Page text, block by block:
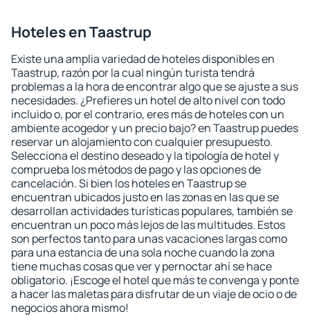
Hoteles en Taastrup
Existe una amplia variedad de hoteles disponibles en
Taastrup, razón por la cual ningún turista tendrá
problemas a la hora de encontrar algo que se ajuste a sus
necesidades. ¿Prefieres un hotel de alto nivel con todo
incluido o, por el contrario, eres más de hoteles con un
ambiente acogedor y un precio bajo? en Taastrup puedes
reservar un alojamiento con cualquier presupuesto.
Selecciona el destino deseado y la tipología de hotel y
comprueba los métodos de pago y las opciones de
cancelación. Si bien los hoteles en Taastrup se
encuentran ubicados justo en las zonas en las que se
desarrollan actividades turísticas populares, también se
encuentran un poco más lejos de las multitudes. Estos
son perfectos tanto para unas vacaciones largas como
para una estancia de una sola noche cuando la zona
tiene muchas cosas que ver y pernoctar ahí se hace
obligatorio. ¡Escoge el hotel que más te convenga y ponte
a hacer las maletas para disfrutar de un viaje de ocio o de
negocios ahora mismo!